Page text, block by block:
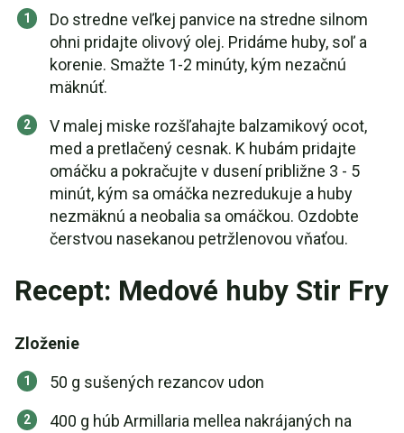
Do stredne veľkej panvice na stredne silnom
ohni pridajte olivový olej. Pridáme huby, soľ a
korenie. Smažte 1-2 minúty, kým nezačnú
mäknúť.
V malej miske rozšľahajte balzamikový ocot,
med a pretlačený cesnak. K hubám pridajte
omáčku a pokračujte v dusení približne 3 - 5
minút, kým sa omáčka nezredukuje a huby
nezmäknú a neobalia sa omáčkou. Ozdobte
čerstvou nasekanou petržlenovou vňaťou.
Recept: Medové huby Stir Fry
Zloženie
50 g sušených rezancov udon
400 g húb Armillaria mellea nakrájaných na